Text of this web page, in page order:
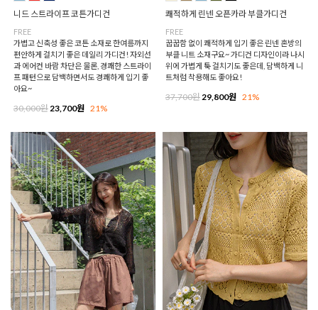
니드 스트라이프 코튼가디건
FREE
가볍고 신축성 좋은 코튼 소재로 한여름까지
편안하게 걸치기 좋은 데일리 가디건! 자외선
과 에어컨 바람 차단은 물론, 경쾌한 스트라이
프 패턴으로 담백하면서도 경쾌하게 입기 좋
아요~
30,000원 23,700원 21%
쾌적하게 린넨 오픈카라 부클가디건
FREE
꿉꿉함 없이 쾌적하게 입기 좋은 린넨 혼방의
부클 니트 소재구요~ 가디건 디자인이라 나시
위에 가볍게 툭 걸치기도 좋은데, 담백하게 니
트처럼 착용해도 좋아요!
37,700원 29,800원 21%